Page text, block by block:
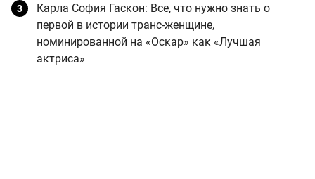
Карла София Гаскон: Все, что нужно знать о
первой в истории транс-женщине,
номинированной на «Оскар» как «Лучшая
актриса»